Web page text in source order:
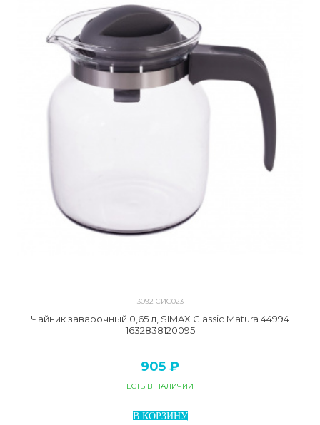
3092 СИС023
Чайник заварочный 0,65 л, SIMAX Classic Matura 44994
1632838120095
905 ₽
ЕСТЬ В НАЛИЧИИ
В КОРЗИНУ